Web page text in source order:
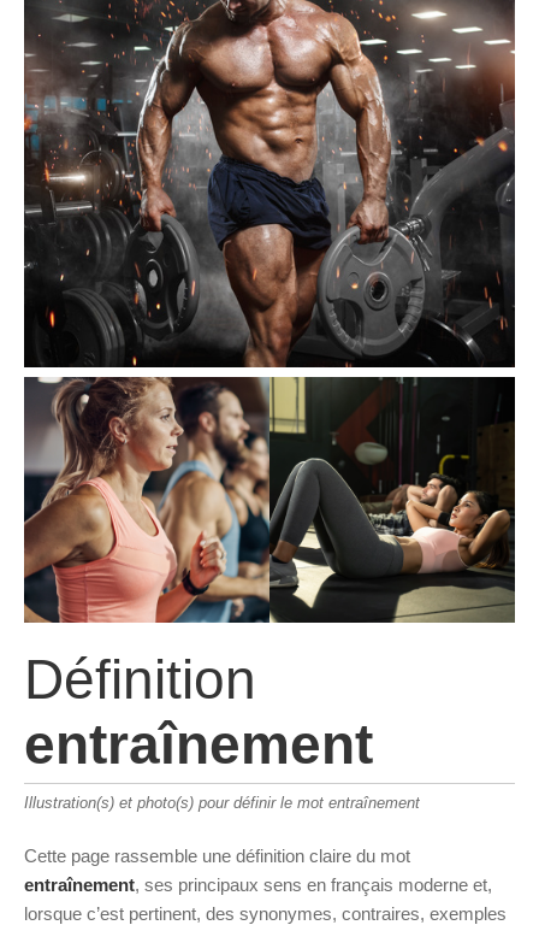
Définition
entraînement
Illustration(s) et photo(s) pour définir le mot entraînement
Cette page rassemble une définition claire du mot
entraînement, ses principaux sens en français moderne et,
lorsque c’est pertinent, des synonymes, contraires, exemples